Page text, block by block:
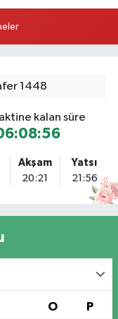
A Gültepe Kağıthane
C Beyazıt Fatih
No:18 A Kasımpaşa
1448
kalan süre
Akşam
20:21
Yatsı
21:56
O P